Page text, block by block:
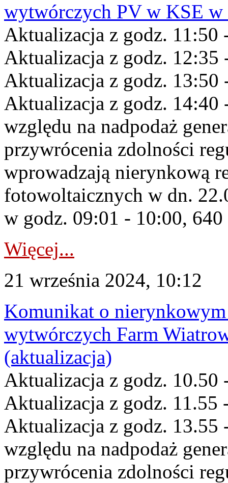
wytwórczych PV w KSE
Aktualizacja z godz. 11:50
Aktualizacja z godz. 12:35
Aktualizacja z godz. 13:50
Aktualizacja z godz. 14:40
względu na nadpodaż
przywrócenia zdolności
wprowadzają nierynkową
fotowoltaicznych w dn.
w godz. 09:01 - 10:00,
Więcej...
21 września 2024, 10:12
Komunikat o
wytwórczych Farm
(aktualizacja)
Aktualizacja z godz. 10.50
Aktualizacja z godz. 11.55
Aktualizacja z godz. 13.55
względu na nadpodaż
przywrócenia zdolności